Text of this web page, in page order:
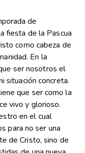
de
fiesta de la Pascua
como cabeza de
En la
ser nosotros el
situación concreta.
que ser como la
vivo y glorioso.
en el cual
para no ser una
de Cristo, sino de